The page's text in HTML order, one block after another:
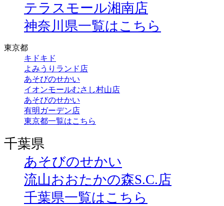
テラスモール湘南店
神奈川県一覧はこちら
東京都
キドキド
よみうりランド店
あそびのせかい
イオンモールむさし村山店
あそびのせかい
有明ガーデン店
東京都一覧はこちら
千葉県
あそびのせかい
流山おおたかの森S.C.店
千葉県一覧はこちら